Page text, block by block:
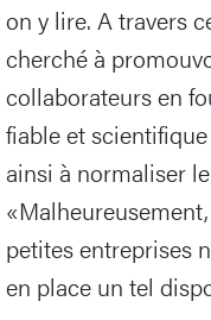
on y lire. A travers
cherché à
collaborateurs en
fiable et
ainsi à normaliser
petites entreprises
en place un tel